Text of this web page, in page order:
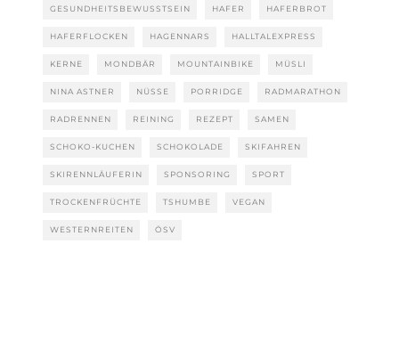
GESUNDHEITSBEWUSSTSEIN HAFER HAFERBROT
HAFERFLOCKEN HAGENNARS HALLTALEXPRESS
KERNE MONDBÄR MOUNTAINBIKE MÜSLI
NINA ASTNER NÜSSE PORRIDGE RADMARATHON
RADRENNEN REINING REZEPT SAMEN
SCHOKO-KUCHEN SCHOKOLADE SKIFAHREN
SKIRENNLÄUFERIN SPONSORING SPORT
TROCKENFRÜCHTE TSHUMBE VEGAN
WESTERNREITEN ÖSV